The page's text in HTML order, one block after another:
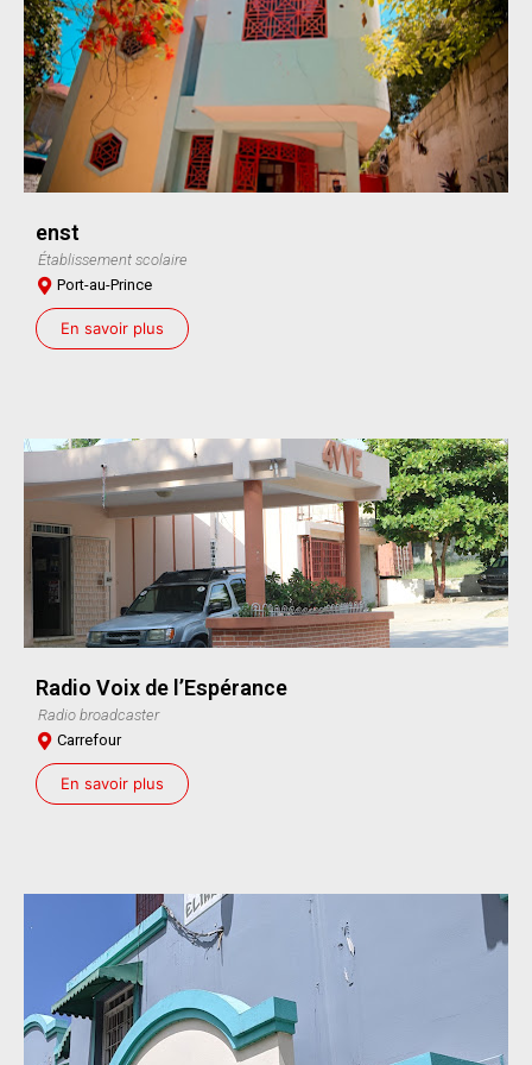
enst
Établissement scolaire
Port-au-Prince
En savoir plus
Radio Voix de l’Espérance
Radio broadcaster
Carrefour
En savoir plus